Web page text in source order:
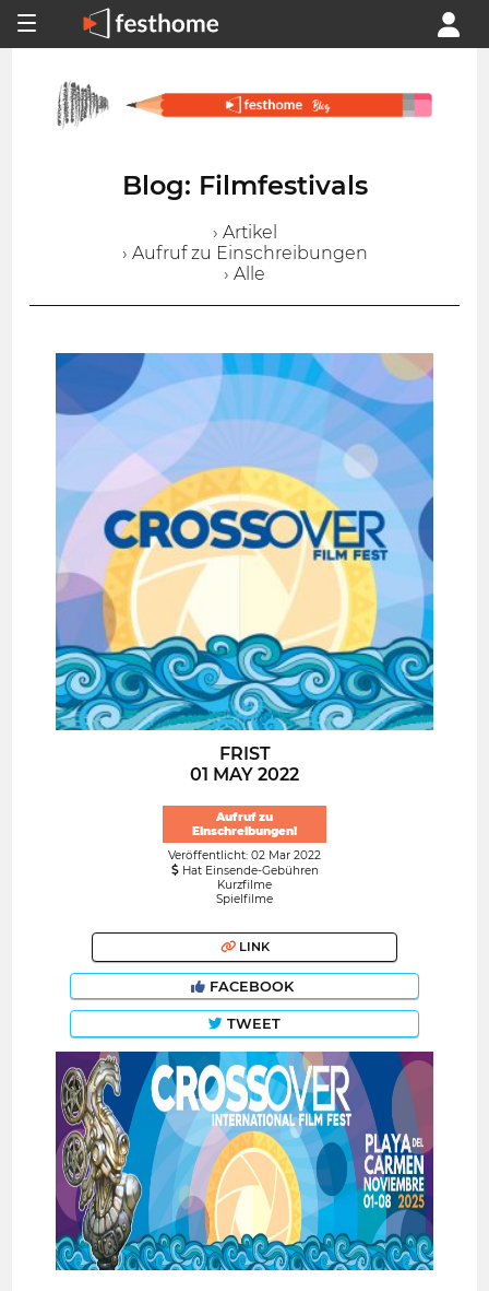
Blog: Filmfestivals
› Artikel
› Aufruf zu Einschreibungen
› Alle
FRIST
01 MAY 2022
Aufruf zu
Einschreibungen!
Veröffentlicht: 02 Mar 2022
Hat Einsende-Gebühren
Kurzfilme
Spielfilme
LINK
FACEBOOK
TWEET